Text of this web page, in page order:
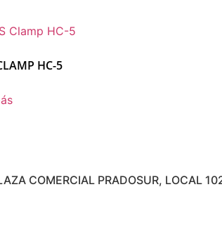
HC-5
COMERCIAL PRADOSUR, LOCAL